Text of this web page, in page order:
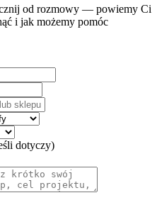
od rozmowy — powiemy Ci
i jak możemy pomóc
dotyczy)